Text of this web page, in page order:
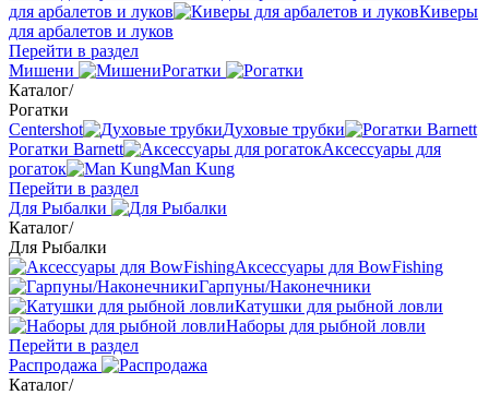
для арбалетов и луков
Киверы
для арбалетов и луков
Перейти в раздел
Мишени
Рогатки
Каталог/
Рогатки
Centershot
Духовые трубки
Рогатки Barnett
Аксессуары для
рогаток
Man Kung
Перейти в раздел
Для Рыбалки
Каталог/
Для Рыбалки
Аксессуары для BowFishing
Гарпуны/Наконечники
Катушки для рыбной ловли
Наборы для рыбной ловли
Перейти в раздел
Распродажа
Каталог/